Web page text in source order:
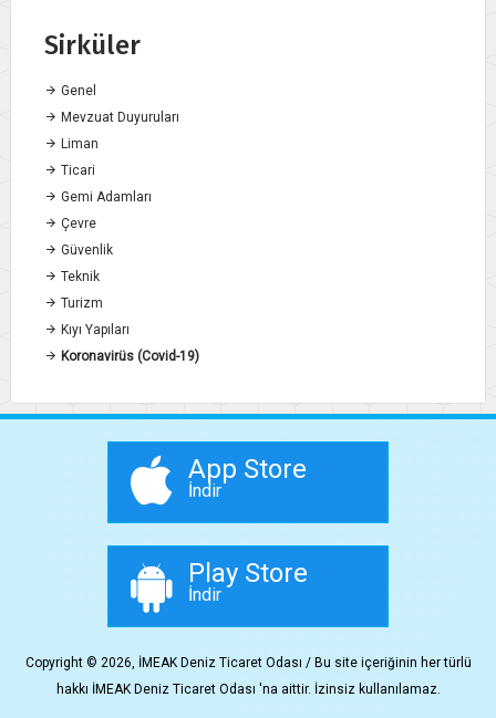
Sirküler
Genel
Mevzuat Duyuruları
Liman
Ticari
Gemi Adamları
Çevre
Güvenlik
Teknik
Turizm
Kıyı Yapıları
Koronavirüs (Covid-19)
App Store
İndir
Play Store
İndir
Copyright © 2026, İMEAK Deniz Ticaret Odası / Bu site içeriğinin her türlü
hakkı İMEAK Deniz Ticaret Odası 'na aittir. İzinsiz kullanılamaz.